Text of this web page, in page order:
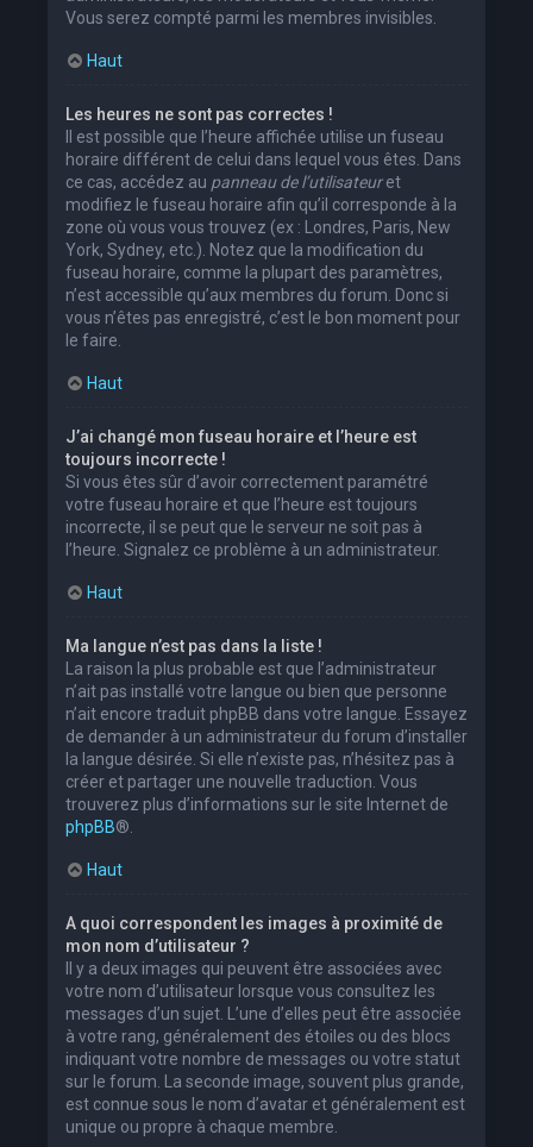
Vous serez compté parmi les membres invisibles.
Haut
Les heures ne sont pas correctes !
Il est possible que l’heure affichée utilise un fuseau
horaire différent de celui dans lequel vous êtes. Dans
ce cas, accédez au panneau de l’utilisateuret
modifiez le fuseau horaire afin qu’il corresponde à la
zone où vous vous trouvez (ex : Londres, Paris, New
York, Sydney, etc.). Notez que la modification du
fuseau horaire, comme la plupart des paramètres,
n’est accessible qu’aux membres du forum. Donc si
vous n’êtes pas enregistré, c’est le bon moment pour
le faire.
Haut
J’ai changé mon fuseau horaire et l’heure est
toujours incorrecte !
Si vous êtes sûr d’avoir correctement paramétré
votre fuseau horaire et que l’heure est toujours
incorrecte, il se peut que le serveur ne soit pas à
l’heure. Signalez ce problème à un administrateur.
Haut
Ma langue n’est pas dans la liste !
La raison la plus probable est que l’administrateur
n’ait pas installé votre langue ou bien que personne
n’ait encore traduit phpBB dans votre langue. Essayez
de demander à un administrateur du forum d’installer
la langue désirée. Si elle n’existe pas, n’hésitez pas à
créer et partager une nouvelle traduction. Vous
trouverez plus d’informations sur le site Internet de
phpBB®.
Haut
A quoi correspondent les images à proximité de
mon nom d’utilisateur ?
Il y a deux images qui peuvent être associées avec
votre nom d’utilisateur lorsque vous consultez les
messages d’un sujet. L’une d’elles peut être associée
à votre rang, généralement des étoiles ou des blocs
indiquant votre nombre de messages ou votre statut
sur le forum. La seconde image, souvent plus grande,
est connue sous le nom d’avatar et généralement est
unique ou propre à chaque membre.